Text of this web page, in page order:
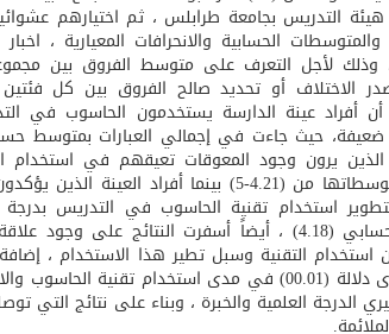
التدريس بجامعة طرابلس ، ثم اختيارهم
والمتوسطات الحسابية والانحرافات المعيارية ،
الاختلاف أو تحديد صالح الفروق بين كل
أن أفراد عينة الدارسة يستخدمون الحاسوب في
الذين يرون وجود المعوقات تعيقهم في استخدام
تراوحت متوسطاتها من (4.21-5) بينما أفراد
استخدام تقنية الحاسوب في التدريس
بمتوسط حسابي (4.18) ، أيضاً أسفرت النتائج على
استخدام التقنية وسبل تطير هذا الاستخدام ،
عند مستوى دلالة (00.01) في مدى استخدام تقنية
الدرجة العلمية والخبرة ، وبناء على نتائج التي